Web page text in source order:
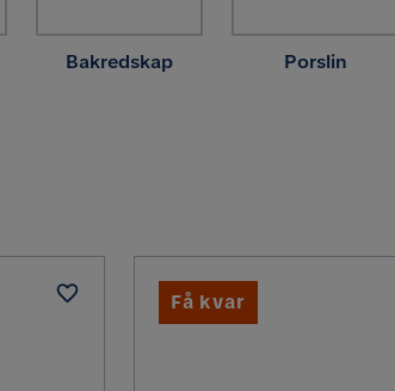
Bakredskap Porslin
Få kvar